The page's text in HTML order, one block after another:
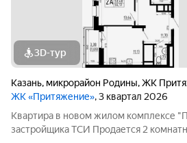
3D-тур
Казань, микрорайон Родины,ЖК
ЖК «Притяжение», 3 квартал 2026
Квартира в новом жилом комплексе
застройщика ТСИ Продается 2